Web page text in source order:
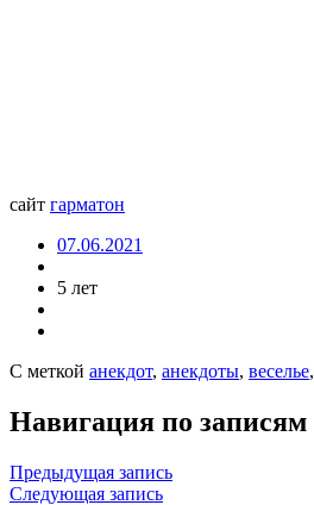
сайт гарматон
07.06.2021
5 лет
С меткой анекдот, анекдоты, веселье,
Навигация по записям
Предыдущая запись
Следующая запись